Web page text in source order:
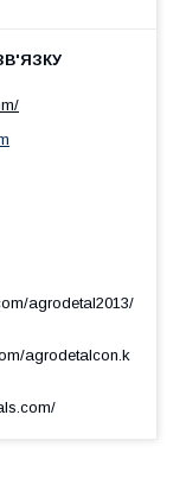
agrodetal2013/
agrodetalcon.k